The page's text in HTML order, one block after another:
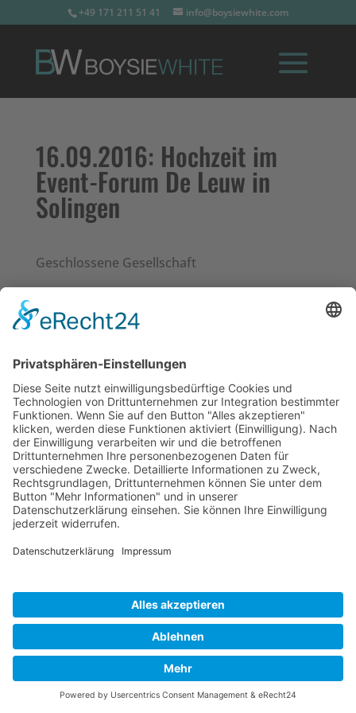
+49 171 211 51 41 info@boysiewhite.com
16.09.2016: Hochzeit im
Event-Forum De Leuw in
Solingen
Geschlossene Gesellschaft
Developed and powered bygrafix.house